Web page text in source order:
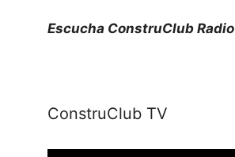
Escucha ConstruClub Radio
ConstruClub TV